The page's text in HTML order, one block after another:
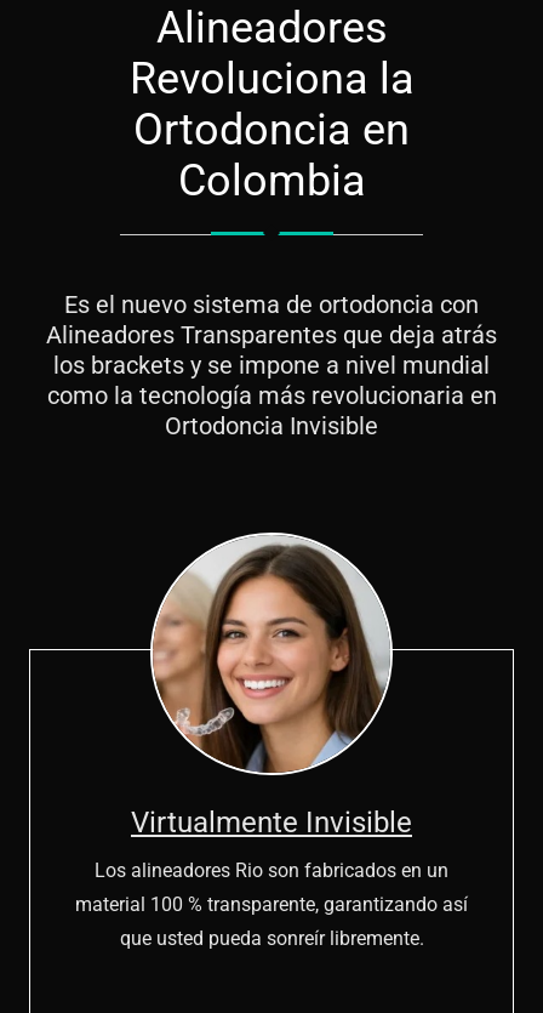
Alineadores
Revoluciona la
Ortodoncia en
Colombia
Es el nuevo sistema de ortodoncia con
Alineadores Transparentes que deja atrás
los brackets y se impone a nivel mundial
como la tecnología más revolucionaria en
Ortodoncia Invisible
Virtualmente Invisible
Los alineadores Rio son fabricados en un
material 100 % transparente, garantizando así
que usted pueda sonreír libremente.